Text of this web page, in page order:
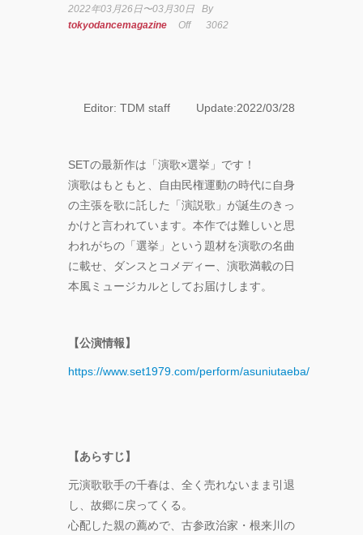
基裕
KAAT
神奈川
芸術劇
練の幽
霊と怪
―』
『ANTENNA』
YOH UENO
2022年03月26日〜03月30日
By
tokyodancemagazine
Off 3062
Editor: TDM staff Update:2022/03/28
SETの最新作は「演歌×選挙」です！
演歌はもともと、自由民権運動の時代に自身
の主張を歌に託した「演説歌」が誕生のきっ
かけと言われています。本作では難しいと思
われがちの「選挙」という題材を演歌の名曲
に載せ、ダンスとコメディー、演歌満載の日
本風ミュージカルとしてお届けします。
【公演情報】
https://www.set1979.com/perform/asuniutaeba/
【あらすじ】
元演歌歌手の千春は、全く売れないまま引退
し、故郷に戻ってくる。
心配した親の薦めで、古参政治家・根来川の